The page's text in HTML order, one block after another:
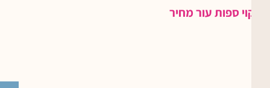
ניקוי ספות עור מחיר